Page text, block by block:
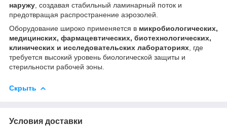
наружу , создавая стабильный ламинарный поток и
предотвращая распространение аэрозолей.
Оборудование широко применяется в микробиологических,
медицинских, фармацевтических, биотехнологических,
клинических и исследовательских лабораториях , где
требуется высокий уровень биологической защиты и
стерильности рабочей зоны.
Скрыть
Условия доставки